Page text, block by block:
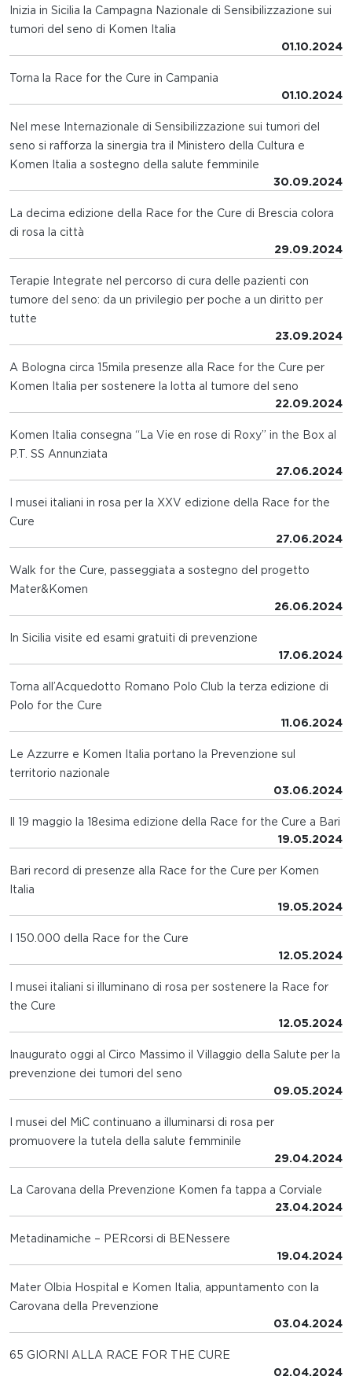
Inizia in Sicilia la Campagna Nazionale di Sensibilizzazione sui
tumori del seno di Komen Italia
01.10.2024
Torna la Race for the Cure in Campania
01.10.2024
Nel mese Internazionale di Sensibilizzazione sui tumori del
seno si rafforza la sinergia tra il Ministero della Cultura e
Komen Italia a sostegno della salute femminile
30.09.2024
La decima edizione della Race for the Cure di Brescia colora
di rosa la città
29.09.2024
Terapie Integrate nel percorso di cura delle pazienti con
tumore del seno: da un privilegio per poche a un diritto per
tutte
23.09.2024
A Bologna circa 15mila presenze alla Race for the Cure per
Komen Italia per sostenere la lotta al tumore del seno
22.09.2024
Komen Italia consegna “La Vie en rose di Roxy” in the Box al
P.T. SS Annunziata
27.06.2024
I musei italiani in rosa per la XXV edizione della Race for the
Cure
27.06.2024
Walk for the Cure, passeggiata a sostegno del progetto
Mater&Komen
26.06.2024
In Sicilia visite ed esami gratuiti di prevenzione
17.06.2024
Torna all’Acquedotto Romano Polo Club la terza edizione di
Polo for the Cure
11.06.2024
Le Azzurre e Komen Italia portano la Prevenzione sul
territorio nazionale
03.06.2024
Il 19 maggio la 18esima edizione della Race for the Cure a Bari
19.05.2024
Bari record di presenze alla Race for the Cure per Komen
Italia
19.05.2024
I 150.000 della Race for the Cure
12.05.2024
I musei italiani si illuminano di rosa per sostenere la Race for
the Cure
12.05.2024
Inaugurato oggi al Circo Massimo il Villaggio della Salute per la
prevenzione dei tumori del seno
09.05.2024
I musei del MiC continuano a illuminarsi di rosa per
promuovere la tutela della salute femminile
29.04.2024
La Carovana della Prevenzione Komen fa tappa a Corviale
23.04.2024
Metadinamiche – PERcorsi di BENessere
19.04.2024
Mater Olbia Hospital e Komen Italia, appuntamento con la
Carovana della Prevenzione
03.04.2024
65 GIORNI ALLA RACE FOR THE CURE
02.04.2024